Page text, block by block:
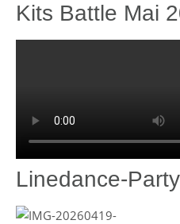
Kits Battle Mai
Linedance-